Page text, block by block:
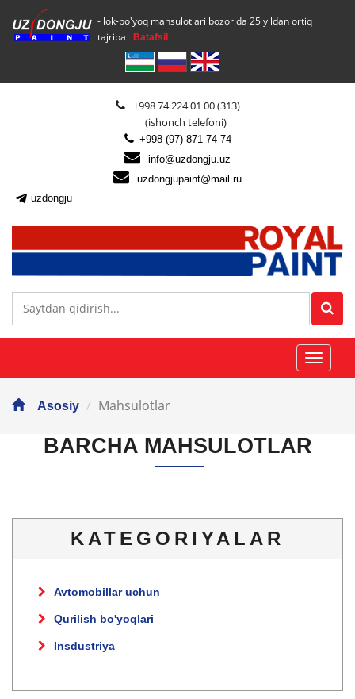
- lok-bo'yoq mahsulotlari bozorida 25 yildan ortiq
tajriba
Batafsil
+998 74 224 01 00 (313)
(ishonch telefoni)
+998 (97) 871 74 74
info@uzdongju.uz
uzdongjupaint@mail.ru
uzdongju
Asosiy Mahsulotlar
BARCHA MAHSULOTLAR
KATEGORIYALAR
Avtomobillar uchun
Qurilish bo'yoqlari
Insdustriya